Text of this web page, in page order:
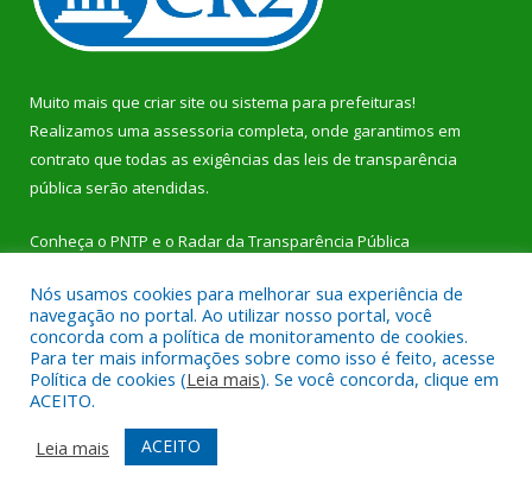
Muito mais que criar site ou sistema para prefeituras!
Realizamos uma assessoria completa, onde garantimos em
contrato que todas as exigências das leis de transparência
pública serão atendidas.
Conheça o PNTP e o Radar da Transparência Pública
Todos os direitos reservados a Prefeitura Municipal de Dom
Eliseu.
Mapa do Site
Acessar Área Administrativa
Acessar Webmail
Nós usamos cookies para melhorar sua experiência de
navegação no portal. Ao utilizar nosso portal, você
concorda com a política de monitoramento de cookies.
Para ter mais informações sobre como isso é feito, acesse
Política de cookies (Leia mais). Se você concorda, clique em
ACEITO.
Leia mais
ACEITO